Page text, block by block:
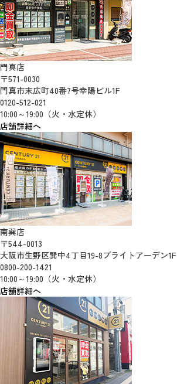
門真店
〒571-0030
門真市末広町40番7号幸陽ビル1F
0120-512-021
10:00～19:00（火・水定休）
店舗詳細へ
南巽店
〒544-0013
大阪市生野区巽中4丁目19-8ブライトアーデン1F
0800-200-1421
10:00～19:00（火・水定休）
店舗詳細へ